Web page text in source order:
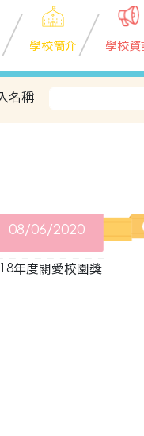
學校簡介 學校資
名稱
08/06/2020
年度關愛校園獎